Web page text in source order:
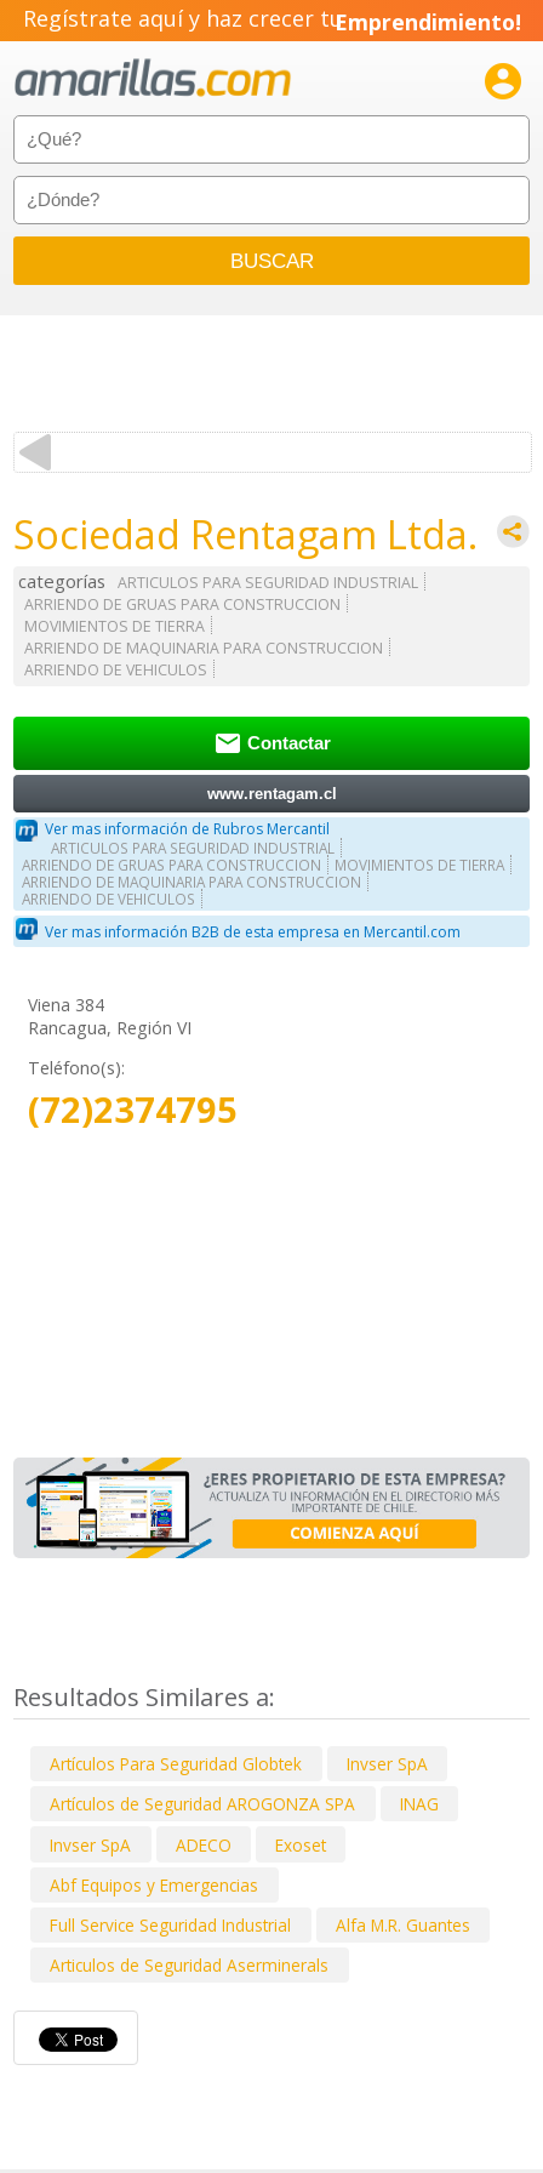
Regístrate aquí y haz crecer tuEmprendimiento!

Sociedad Rentagam Ltda.
categorías
ARTICULOS PARA SEGURIDAD INDUSTRIAL
ARRIENDO DE GRUAS PARA CONSTRUCCION
MOVIMIENTOS DE TIERRA
ARRIENDO DE MAQUINARIA PARA CONSTRUCCION
ARRIENDO DE VEHICULOS
 Contactar
www.rentagam.cl
Ver mas información de Rubros Mercantil
ARTICULOS PARA SEGURIDAD INDUSTRIAL
ARRIENDO DE GRUAS PARA CONSTRUCCION
MOVIMIENTOS DE TIERRA
ARRIENDO DE MAQUINARIA PARA CONSTRUCCION
ARRIENDO DE VEHICULOS
Ver mas información B2B de esta empresa en Mercantil.com
Viena 384
Rancagua, Región VI
Teléfono(s):
(72)2374795
Resultados Similares a:
Artículos Para Seguridad Globtek
Invser SpA
Artículos de Seguridad AROGONZA SPA
INAG
Invser SpA
ADECO
Exoset
Abf Equipos y Emergencias
Full Service Seguridad Industrial
Alfa M.R. Guantes
Articulos de Seguridad Aserminerals